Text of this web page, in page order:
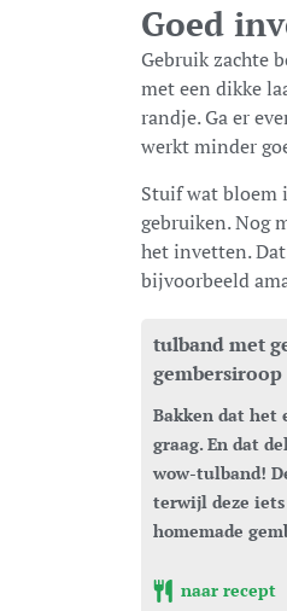
Goed
Gebruik zachte
met een dikke
randje. Ga er
werkt minder
Stuif wat bloem
gebruiken. Nog
het invetten.
bijvoorbeeld
tulband met
gembersiroop
Bakken dat het een lieve lust is. Dat doen we bij delicious.
graag. En dat
wow-tulband!
terwijl deze
homemade
naar recept